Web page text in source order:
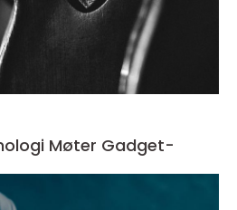
Møter Gadget-